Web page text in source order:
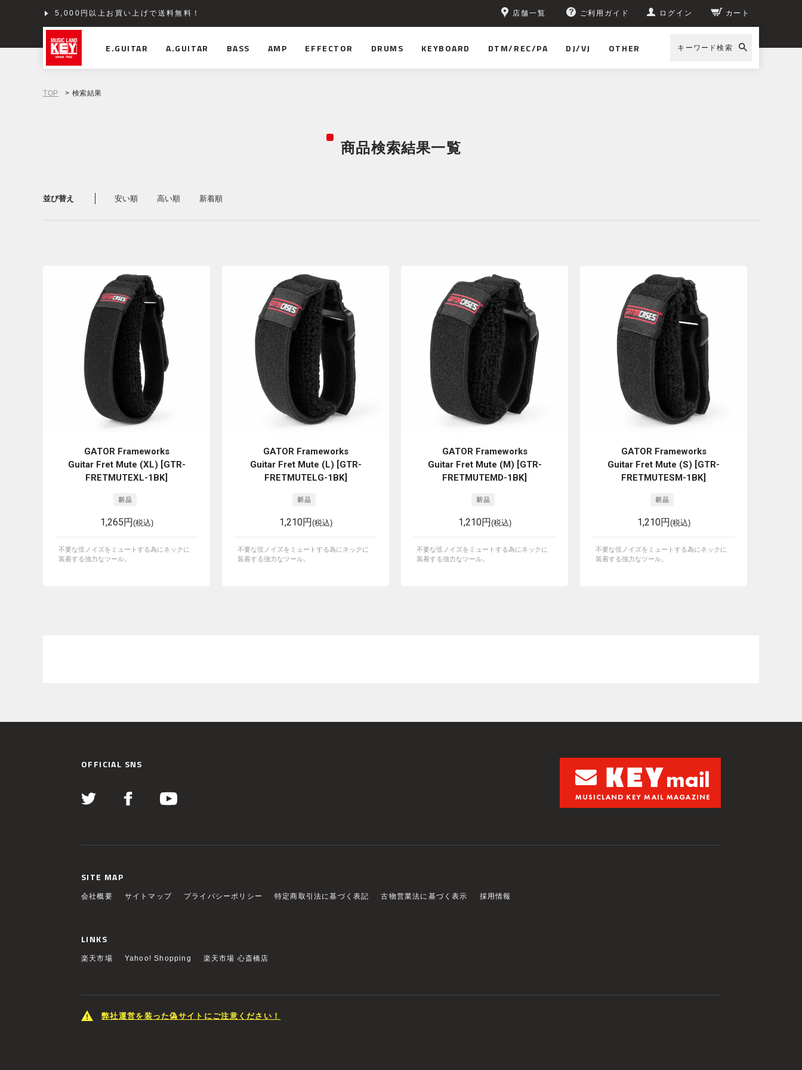
5,000円以上お買い上げで送料無料！ 店舗一覧 ご利用ガイド ログイン カート
E.GUITAR A.GUITAR BASS AMP EFFECTOR DRUMS KEYBOARD DTM/REC/PA DJ/VJ OTHER キーワード検索
TOP > 検索結果
商品検索結果一覧
並び替え 安い順 高い順 新着順
GATOR Frameworks
Guitar Fret Mute (XL) [GTR-
FRETMUTEXL-1BK]
1,265円(税込)
不要な弦ノイズをミュートする為にネックに
装着する強力なツール。
GATOR Frameworks
Guitar Fret Mute (L) [GTR-
FRETMUTELG-1BK]
1,210円(税込)
不要な弦ノイズをミュートする為にネックに
装着する強力なツール。
GATOR Frameworks
Guitar Fret Mute (M) [GTR-
FRETMUTEMD-1BK]
1,210円(税込)
不要な弦ノイズをミュートする為にネックに
装着する強力なツール。
GATOR Frameworks
Guitar Fret Mute (S) [GTR-
FRETMUTESM-1BK]
1,210円(税込)
不要な弦ノイズをミュートする為にネックに
装着する強力なツール。
OFFICIAL SNS
SITE MAP
会社概要 サイトマップ プライバシーポリシー 特定商取引法に基づく表記 古物営業法に基づく表示 採用情報
LINKS
楽天市場 Yahoo! Shopping 楽天市場 心斎橋店
弊社運営を装った偽サイトにご注意ください！